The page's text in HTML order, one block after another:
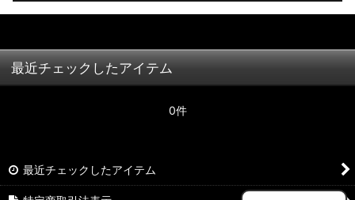
最近チェックしたアイテム
0件
最近チェックしたアイテム